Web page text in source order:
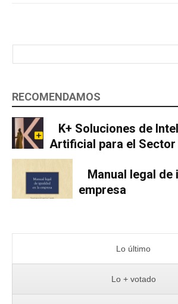
RECOMENDAMOS
K+ Soluciones de
Artificial para el Sector
Manual legal de
empresa
Lo último
Lo + votado